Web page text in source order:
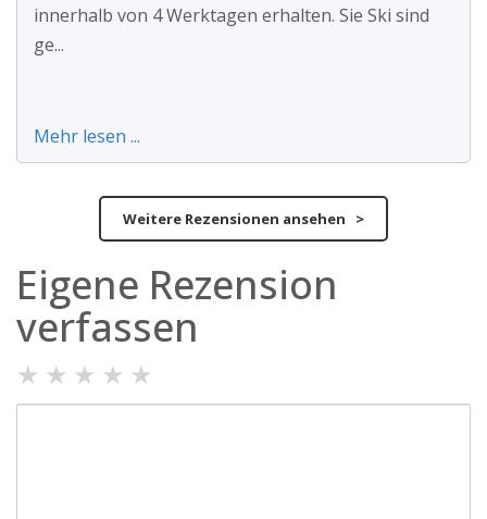
innerhalb von 4 Werktagen erhalten. Sie Ski sind
ge...
Mehr lesen ...
Weitere Rezensionen ansehen >
Eigene Rezension
verfassen
★ ★ ★ ★ ★